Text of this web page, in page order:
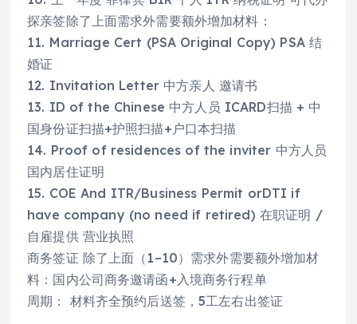
探亲签除了上面需求外需要额外增加材料：
11. Marriage Cert (PSA Original Copy) PSA 结
婚证
12. Invitation Letter 中方亲人 邀请书
13. ID of the Chinese 中方人员 ICARD扫描 + 中
国身份证扫描+护照扫描+户口本扫描
14. Proof of residences of the inviter 中方人员
国内居住证明
15. COE And ITR/Business Permit orDTI if
have company (no need if retired) 在职证明 /
自雇提供 营业执照
商务签证 除了上面（1–10）需求外需要额外增加材
料：国内公司商务邀请函+入境商务行程单
周期： 材料齐全预约后送签，5工左右出签证